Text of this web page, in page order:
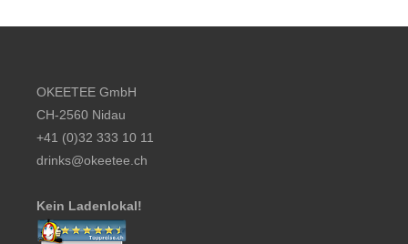
OKEETEE GmbH
CH-2560 Nidau
+41 (0)32 333 10 11
drinks@okeetee.ch
Kein Ladenlokal!